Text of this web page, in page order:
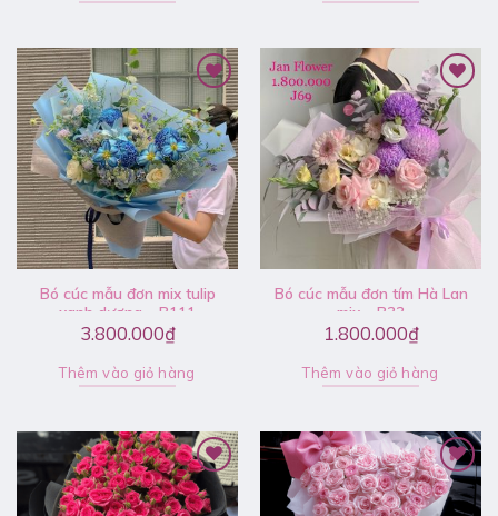
Bó cúc mẫu đơn mix tulip
xanh dương – B111
3.800.000₫
Thêm vào giỏ hàng
Bó cúc mẫu đơn tím Hà Lan
mix – B33
1.800.000₫
Thêm vào giỏ hàng